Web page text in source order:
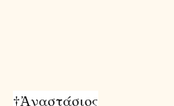
†Ἀναστάσιος